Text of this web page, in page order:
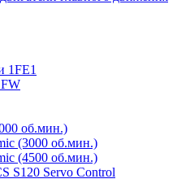
1FE1
об.мин.)
(3000 об.мин.)
(4500 об.мин.)
S120 Servo Control